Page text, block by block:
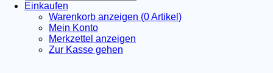
Einkaufen
Warenkorb anzeigen (0Artikel)
Mein Konto
Merkzettel anzeigen
Zur Kasse gehen